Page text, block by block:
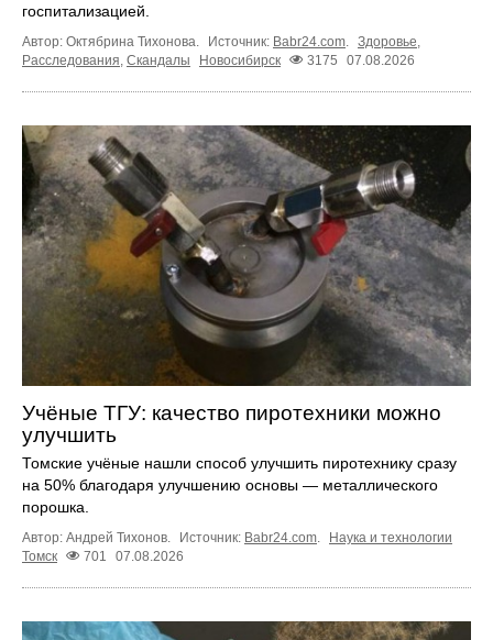
госпитализацией.
Автор: Октябрина Тихонова. Источник: Babr24.com. Здоровье,
Расследования, Скандалы Новосибирск 3175 07.08.2026
Учёные ТГУ: качество пиротехники можно
улучшить
Томские учёные нашли способ улучшить пиротехнику сразу
на 50% благодаря улучшению основы — металлического
порошка.
Автор: Андрей Тихонов. Источник: Babr24.com
Наука и технологии
Томск
701 07.08.2026